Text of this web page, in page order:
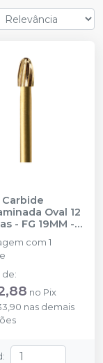
Oval 12
- FG 19MM -
DENTAL BY
com 1
de:
no Pix
nas demais
: